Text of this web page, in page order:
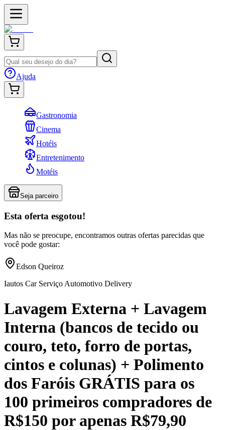
Ajuda
Gastronomia
Cinema
Hotéis
Entretenimento
Motéis
Seja parceiro
Esta oferta esgotou!
Mas não se preocupe, encontramos outras ofertas parecidas que
você pode gostar:
Edson Queiroz
Iautos Car Serviço Automotivo Delivery
Lavagem Externa + Lavagem
Interna (bancos de tecido ou
couro, teto, forro de portas,
cintos e colunas) + Polimento
dos Faróis GRÁTIS para os
100 primeiros compradores de
R$150 por apenas R$79,90